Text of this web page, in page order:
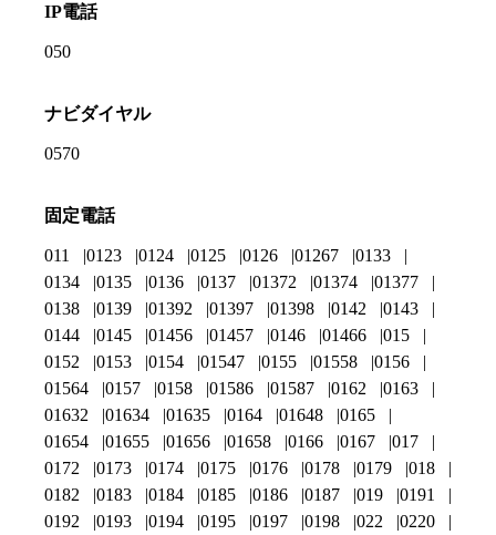
IP電話
050
ナビダイヤル
0570
固定電話
011 0123 0124 0125 0126 01267
0133
0134
0135 0136 0137 01372 01374
01377
0138
0139 01392 01397 01398 0142
0143
0144
0145 01456 01457 0146 01466
015
0152
0153 0154 01547 0155 01558
0156
01564
0157 0158 01586 01587 0162
0163
01632
01634 01635 0164 01648
0165
01654
01655 01656 01658 0166 0167
017
0172
0173 0174 0175 0176 0178 0179
018
0182
0183 0184 0185 0186 0187 019
0191
0192
0193 0194 0195 0197 0198 022 0220